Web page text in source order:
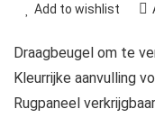
Add to wishlist
Draagbeugel om te
Kleurrijke aanvulling
Rugpaneel